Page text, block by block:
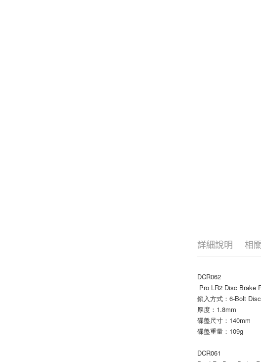
詳細說明 相
DCR062
Pro LR2 Disc Brake
鎖入方式：6-Bolt Disc
厚度：1.8mm
碟盤尺寸：140mm
碟盤重量：109g
DCR061